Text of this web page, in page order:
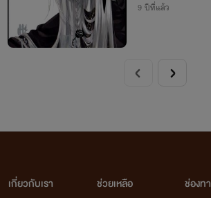
9 ปีที่แล้ว
เกี่ยวกับเรา
ช่วยเหลือ
ช่องท